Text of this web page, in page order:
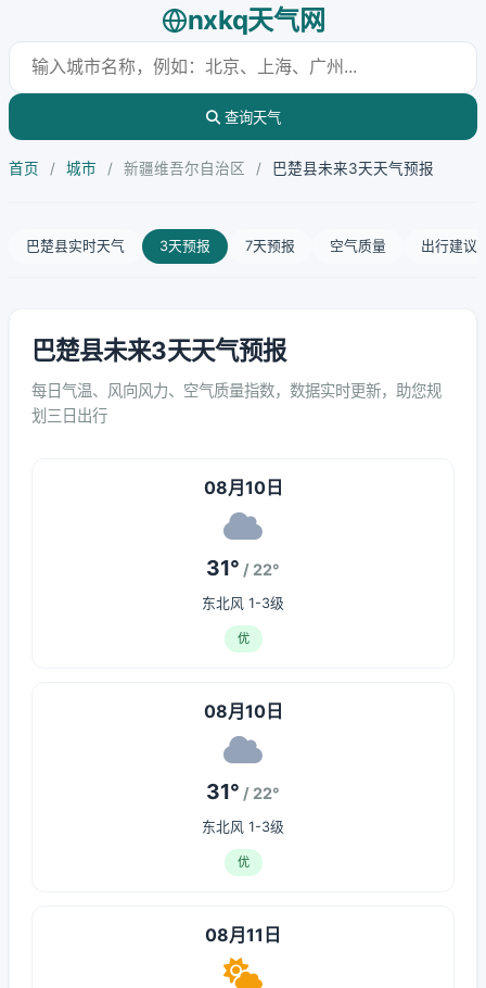
nxkq天气网
查询天气
首页 / 城市 / 新疆维吾尔自治区 / 巴楚县未来3天天气预报
巴楚县实时天气 3天预报 7天预报 空气质量 出行建议
巴楚县未来3天天气预报
每日气温、风向风力、空气质量指数，数据实时更新，助您规
划三日出行
08月10日
31° / 22°
东北风 1-3级
优
08月10日
31° / 22°
东北风 1-3级
优
08月11日